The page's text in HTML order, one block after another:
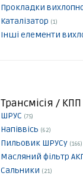
Прокладки
Каталізатор (1)
Інші елементи
Трансмісія / КПП
ШРУС (75)
Напіввісь (62)
Пильовик ШРУСу (166)
Масляний фільтр
Сальники (21)